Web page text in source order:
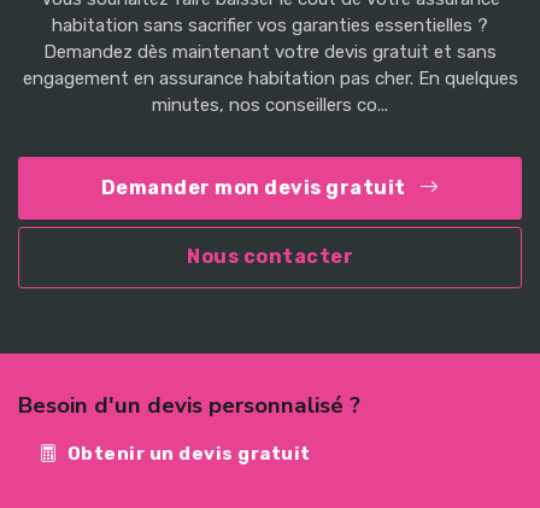
habitation sans sacrifier vos garanties essentielles ?
Demandez dès maintenant votre devis gratuit et sans
engagement en assurance habitation pas cher. En quelques
minutes, nos conseillers co...
Demander mon devis gratuit
Nous contacter
Besoin d'un devis personnalisé ?
Obtenir un devis gratuit